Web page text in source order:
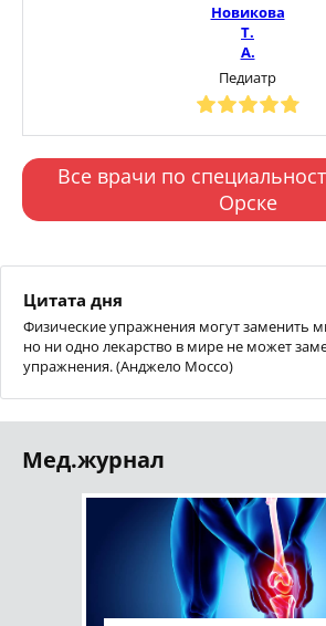
Новикова
Т.
А.
Педиатр
Все врачи по
Орске
Цитата дня
Физические упражнения могут заменить
но ни одно лекарство в мире не может
упражнения. (Анджело Моссо)
Мед.журнал